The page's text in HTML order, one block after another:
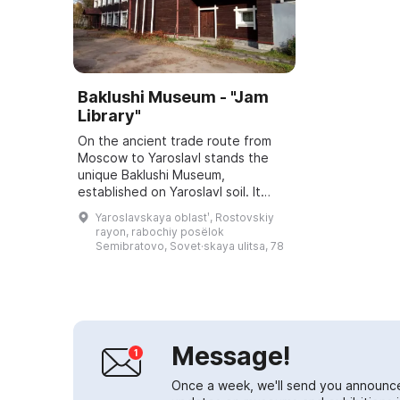
Baklushi Museum - "Jam
Library"
On the ancient trade route from
Moscow to Yaroslavl stands the
unique Baklushi Museum,
established on Yaroslavl soil. It
immerses visitors in the world of
Russian folk traditions and in the
warm, soul...
Yaroslavskaya oblastʹ, Rostovskiy
rayon, rabochiy posëlok
Semibratovo, Sovet·skaya ulitsa, 78
Message!
Once a week, we'll send you